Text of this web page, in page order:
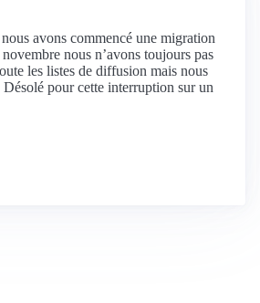
avons commencé une migration
nous n’avons toujours pas
les listes de diffusion mais nous
Désolé pour cette interruption sur un